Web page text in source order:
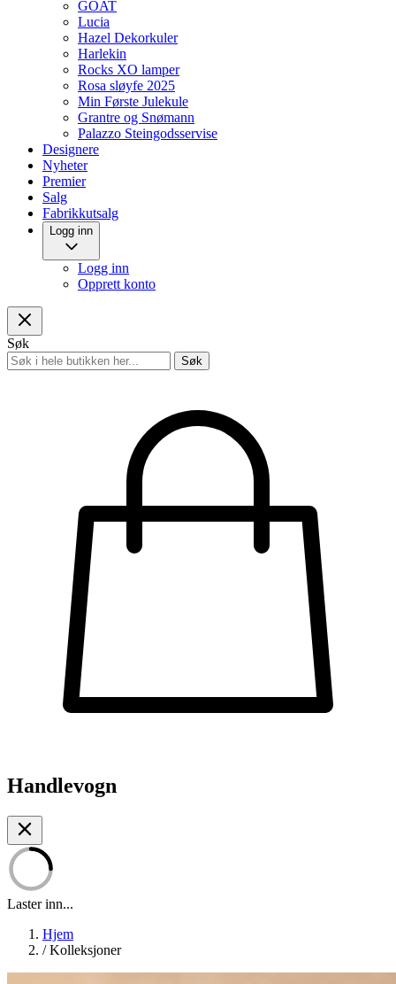
GOAT
Lucia
Hazel Dekorkuler
Harlekin
Rocks XO lamper
Rosa sløyfe 2025
Min Første Julekule
Grantre og Snømann
Palazzo Steingodsservise
Designere
Nyheter
Premier
Salg
Fabrikkutsalg
Logg inn
Logg inn
Opprett konto
Søk
Søk
Handlevogn
Laster inn...
Hjem
/ Kolleksjoner